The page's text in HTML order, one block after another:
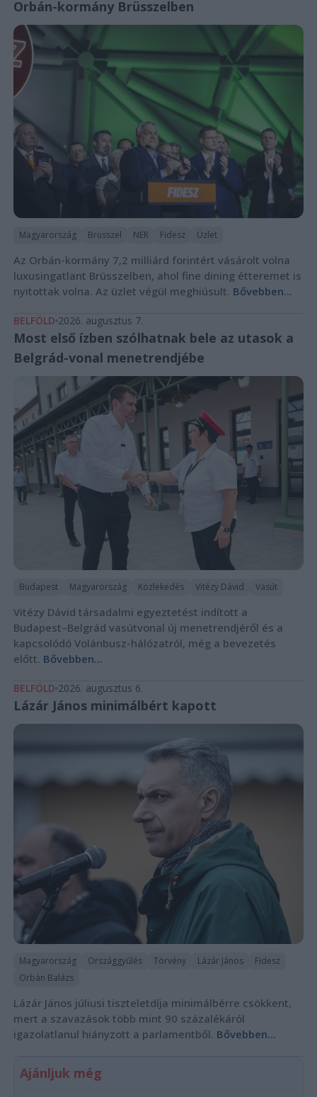
Orbán-kormány Brüsszelben
Magyarország Brüsszel NER Fidesz Üzlet
Az Orbán-kormány 7,2 milliárd forintért vásárolt volna
luxusingatlant Brüsszelben, ahol fine dining étteremet is
nyitottak volna. Az üzlet végül meghiúsult. Bővebben...
BELFÖLD 2026. augusztus 7.
Most első ízben szólhatnak bele az utasok a
Belgrád-vonal menetrendjébe
Budapest Magyarország Közlekedés Vitézy Dávid Vasút
Vitézy Dávid társadalmi egyeztetést indított a
Budapest–Belgrád vasútvonal új menetrendjéről és a
kapcsolódó Volánbusz-hálózatról, még a bevezetés
előtt. Bővebben...
BELFÖLD 2026. augusztus 6.
Lázár János minimálbért kapott
Magyarország Országgyűlés Törvény Lázár János
Fidesz
Orbán Balázs
Lázár János júliusi tiszteletdíja minimálbérre csökkent,
mert a szavazások több mint 90 százalékáról
igazolatlanul hiányzott a parlamentből. Bővebben...
Ajánljuk még